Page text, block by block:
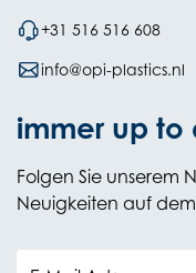
+31 516 516 608
info@opi-plastics.nl
immer up to
Folgen Sie unserem
Neuigkeiten auf